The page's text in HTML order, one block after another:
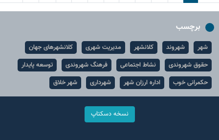
برچسب
شهر شهروند کلانشهر مدیریت شهری
کلانشهرهای جهان
حقوق شهروندی
نشاط اجتماعی فرهنگ شهروندی
توسعه پایدار
حکمرانی خوب
اداره ارزان شهر شهرداری شهر خلاق
نسخه دسکتاپ